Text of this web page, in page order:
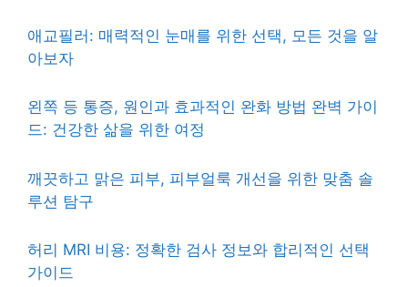
애교필러: 매력적인 눈매를 위한 선택, 모든 것을 알
아보자
왼쪽 등 통증, 원인과 효과적인 완화 방법 완벽 가이
드: 건강한 삶을 위한 여정
깨끗하고 맑은 피부, 피부얼룩 개선을 위한 맞춤 솔
루션 탐구
허리 MRI 비용: 정확한 검사 정보와 합리적인 선택
가이드